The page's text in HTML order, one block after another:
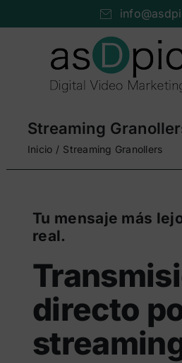
Producción audiovisual
Portfolio
Nosotros
Cuéntanos…
Buscar:
Streaming
Inicio Streaming Granollers
Tu mensaje más
real.
directo